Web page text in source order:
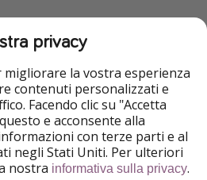
VakantiePiraten
Urlaubspiraten
ViajerosPiratas
privacy
la vostra esperienza
contenuti personalizzati e
Facendo clic su "Accetta
e acconsente alla
con terze parti e al
negli Stati Uniti. Per ulteriori
nostra informativa sulla privacy.